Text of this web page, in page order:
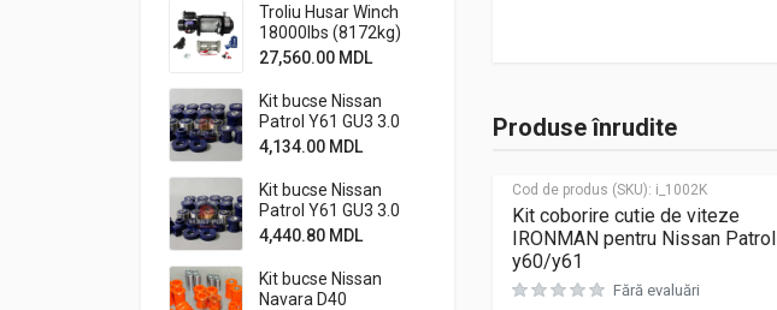
Troliu Husar Winch
18000lbs (8172kg)
24V
27,560.00 MDL
Kit bucse Nissan
Patrol Y61 GU3 3.0
standard cu bucse
road
4,134.00 MDL
Kit bucse Nissan
Patrol Y61 GU3 3.0
standard cu bucse
metalice+stabiliz.
off-road
4,440.80 MDL
Kit bucse Nissan
Navara D40
Produse înrudite
Cod de produs (SKU): i_1002K
Kit coborire cutie de viteze
IRONMAN pentru Nissan Patrol
y60/y61
Fără evaluări